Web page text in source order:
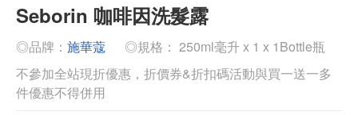
Seborin 咖啡因洗髮露
◎品牌： 施華蔻
◎規格： 250ml毫升 x 1 x 1Bottle瓶
不參加全站現折優惠，折價券&折扣碼活動與買一送一多
件優惠不得併用